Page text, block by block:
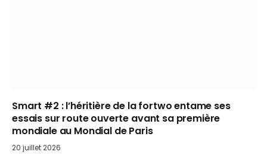
Smart #2 : l’héritière de la fortwo entame ses
essais sur route ouverte avant sa première
mondiale au Mondial de Paris
20 juillet 2026